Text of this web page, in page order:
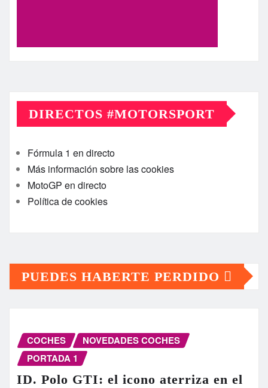
DIRECTOS #MOTORSPORT
Fórmula 1 en directo
Más información sobre las cookies
MotoGP en directo
Política de cookies
PUEDES HABERTE PERDIDO
COCHES
NOVEDADES COCHES
PORTADA 1
ID. Polo GTI: el icono aterriza en el